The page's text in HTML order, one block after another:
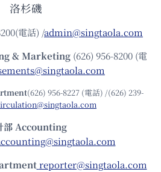
洛杉磯
電話) /admin@singtaola.com
& Marketing (626) 956-8200 (電
(626) 956-8227 (電話) /(626) 239-
部 Accounting
reporter@singtaola.com